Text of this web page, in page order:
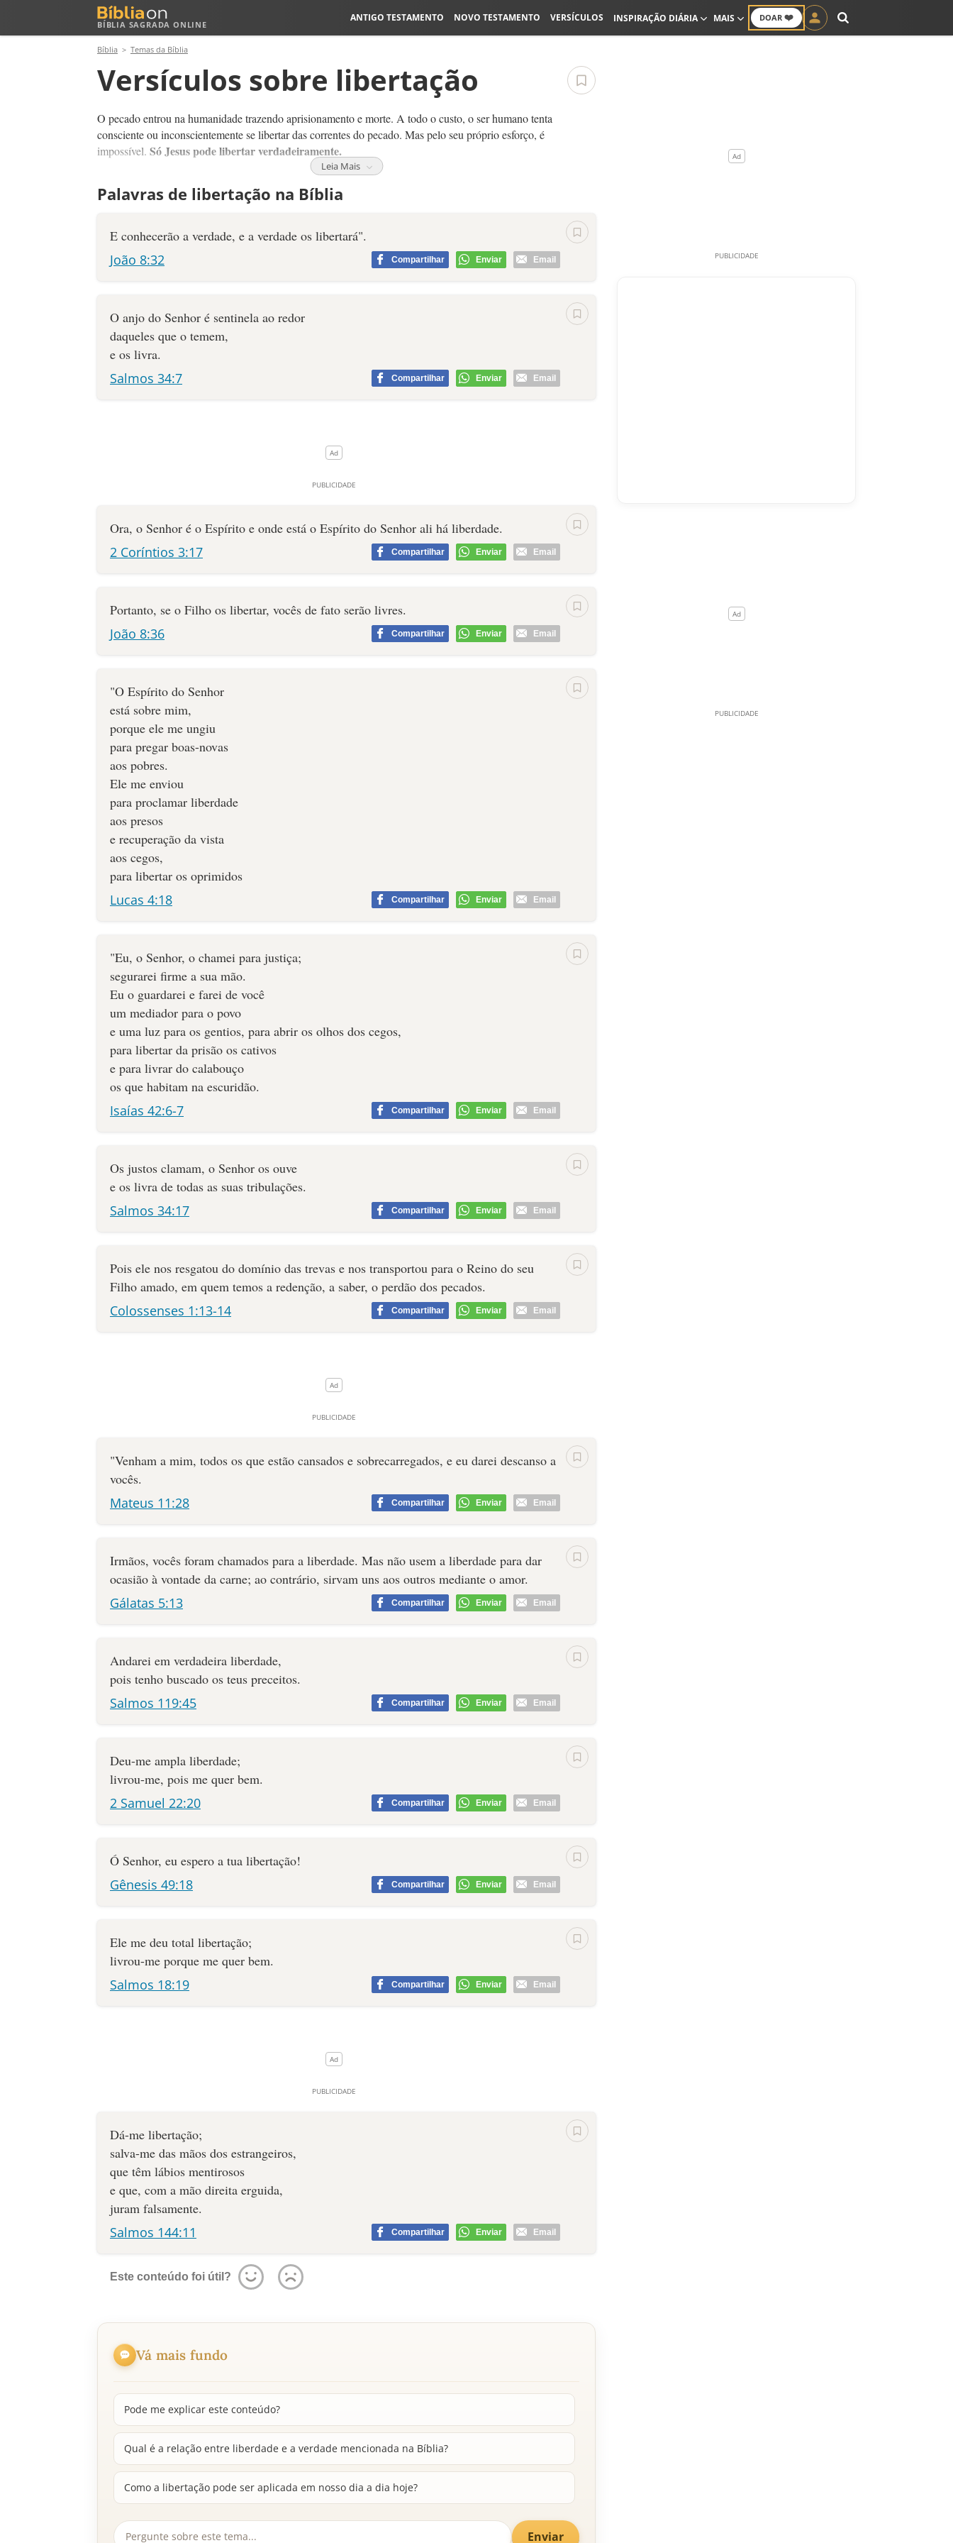
BÍBLIA SAGRADA ONLINE
DOAR ❤️
ANTIGO TESTAMENTO NOVO TESTAMENTO VERSÍCULOS INSPIRAÇÃO DIÁRIA MAIS
Bíblia Temas da Bíblia
Versículos sobre libertação
O pecado entrou na humanidade trazendo aprisionamento e morte. A todo o custo, o ser humano tenta
consciente ou inconscientemente se libertar das correntes do pecado. Mas pelo seu próprio esforço, é
impossível. Só Jesus pode libertar verdadeiramente.
Alguma vez você já se sentiu preso a alguma situação ou comportamento errado? Algo que tira a tua
paz, que te impede de viver uma vida que agrada a Deus? Leia os seguintes versículos, entregue tudo
Leia Mais
Palavras de libertação na Bíblia
E conhecerão a verdade, e a verdade os libertará".
João 8:32
Compartilhar Enviar Email
O anjo do Senhor é sentinela ao redor
daqueles que o temem,
e os livra.
Salmos 34:7
Compartilhar Enviar Email
Ora, o Senhor é o Espírito e onde está o Espírito do Senhor ali há liberdade.
2 Coríntios 3:17
Compartilhar Enviar Email
Portanto, se o Filho os libertar, vocês de fato serão livres.
João 8:36
Compartilhar Enviar Email
"O Espírito do Senhor
está sobre mim,
porque ele me ungiu
para pregar boas-novas
aos pobres.
Ele me enviou
para proclamar liberdade
aos presos
e recuperação da vista
aos cegos,
para libertar os oprimidos
Lucas 4:18
Compartilhar Enviar Email
"Eu, o Senhor, o chamei para justiça;
segurarei firme a sua mão.
Eu o guardarei e farei de você
um mediador para o povo
e uma luz para os gentios, para abrir os olhos dos cegos,
para libertar da prisão os cativos
e para livrar do calabouço
os que habitam na escuridão.
Isaías 42:6-7
Compartilhar Enviar Email
Os justos clamam, o Senhor os ouve
e os livra de todas as suas tribulações.
Salmos 34:17
Compartilhar Enviar Email
Pois ele nos resgatou do domínio das trevas e nos transportou para o Reino do seu
Filho amado, em quem temos a redenção, a saber, o perdão dos pecados.
Colossenses 1:13-14
Compartilhar Enviar Email
"Venham a mim, todos os que estão cansados e sobrecarregados, e eu darei descanso a
vocês.
Mateus 11:28
Compartilhar Enviar Email
Irmãos, vocês foram chamados para a liberdade. Mas não usem a liberdade para dar
ocasião à vontade da carne; ao contrário, sirvam uns aos outros mediante o amor.
Gálatas 5:13
Compartilhar Enviar Email
Andarei em verdadeira liberdade,
pois tenho buscado os teus preceitos.
Salmos 119:45
Compartilhar Enviar Email
Deu-me ampla liberdade;
livrou-me, pois me quer bem.
2 Samuel 22:20
Compartilhar Enviar Email
Ó Senhor, eu espero a tua libertação!
Gênesis 49:18
Compartilhar Enviar Email
Ele me deu total libertação;
livrou-me porque me quer bem.
Salmos 18:19
Compartilhar Enviar Email
Dá-me libertação;
salva-me das mãos dos estrangeiros,
que têm lábios mentirosos
e que, com a mão direita erguida,
juram falsamente.
Salmos 144:11
Compartilhar Enviar Email
Este conteúdo foi útil?
Vá mais fundo
Pode me explicar este conteúdo?
Qual é a relação entre liberdade e a verdade mencionada na Bíblia?
Como a libertação pode ser aplicada em nosso dia a dia hoje?
Enviar